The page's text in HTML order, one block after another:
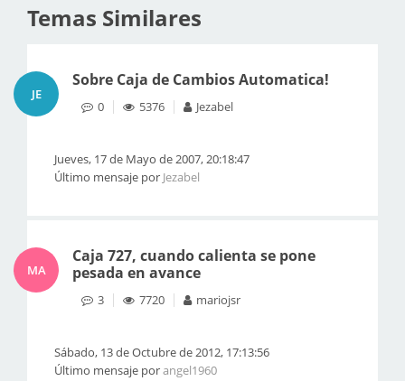
Temas Similares
JE
Sobre Caja de Cambios Automatica!
0 5376 Jezabel
Jueves, 17 de Mayo de 2007, 20:18:47
Último mensaje por Jezabel
MA
Caja 727, cuando calienta se pone
pesada en avance
3 7720 mariojsr
Sábado, 13 de Octubre de 2012, 17:13:56
Último mensaje porangel1960